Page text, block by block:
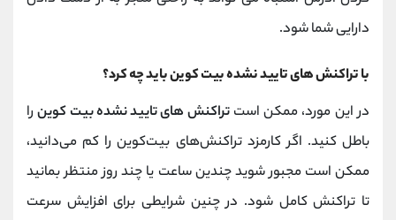
دارایی شما شود.
با تراکنش های تایید نشده بیت کوین باید چه کرد؟
در این مورد، ممکن استتراکنش های تایید نشده بیت کوینرا
باطل کنید. اگر کارمزد تراکنش‌های بیت‌کوین را کم می‌دانید،
ممکن است مجبور شوید چندین ساعت یا چند روز منتظر بمانید
تا تراکنش کامل شود. در چنین شرایطی برای افزایش سرعت